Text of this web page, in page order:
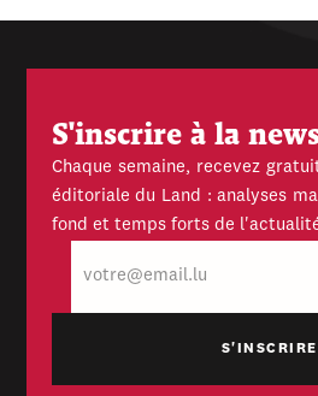
S'inscrire à la
Chaque semaine, recevez
éditoriale du Land : analyses
fond et temps forts de
mail